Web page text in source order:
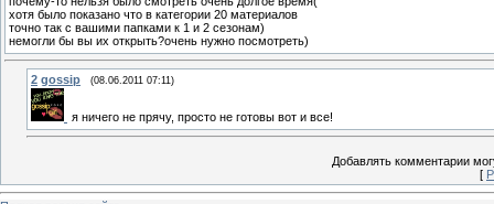
хотя было показано что в категории 20 материалов
точно так с вашими папками к 1 и 2 сезонам)
немогли бы вы их открыть?очень нужно посмотреть)
2 gossip (08.06.2011 07:11)
я ничего не прячу, просто не готовы вот и все!
Добавлять комментарии
[